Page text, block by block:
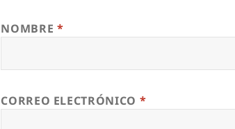
NOMBRE *
CORREO ELECTRÓNICO *